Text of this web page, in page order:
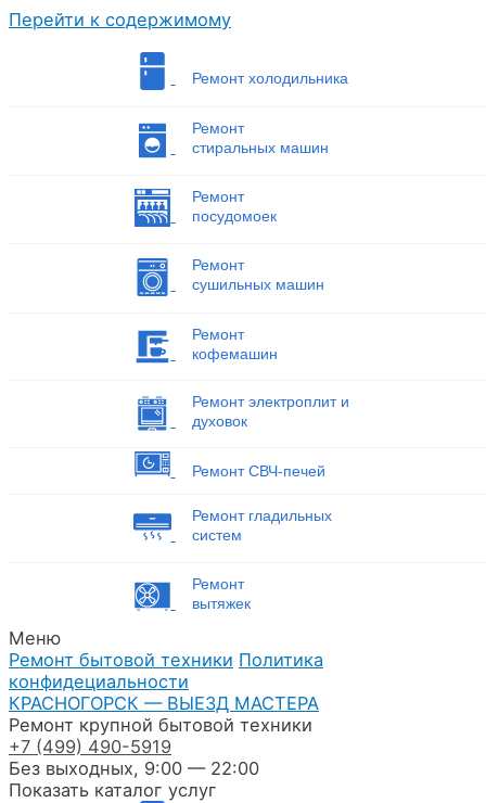
Перейти к содержимому
Ремонт холодильника
Ремонт
стиральных машин
Ремонт
посудомоек
Ремонт
сушильных машин
Ремонт
кофемашин
Ремонт электроплит и
духовок
Ремонт СВЧ-печей
Ремонт гладильных
систем
Ремонт
вытяжек
Меню
Ремонт бытовой техники Политика
конфидециальности
КРАСНОГОРСК — ВЫЕЗД МАСТЕРА
Ремонт крупной бытовой техники
+7 (499) 490-5919
Без выходных, 9:00 — 22:00
Показать каталог услуг